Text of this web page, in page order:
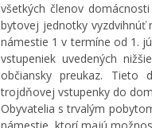
všetkých členov
bytovej jednotky vyzdvihnúť
námestie 1 v termíne od 1.
vstupeniek uvedených
občiansky preukaz. Tieto
trojdňovej vstupenky do
Obyvatelia s trvalým